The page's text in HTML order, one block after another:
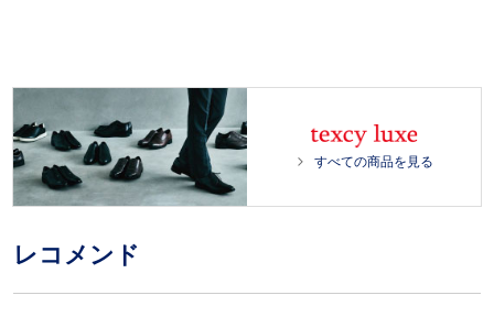
.
0
0
すべての商品を見る
レコメンド